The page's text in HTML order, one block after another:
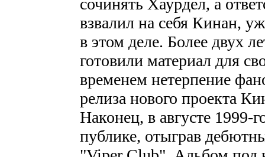
сочинять Хаурдел, а
взвалил на себя Кинан,
в этом деле. Более двух
готовили материал для
временем нетерпение
релиза нового проекта
Наконец, в августе 1999-
публике, отыграв